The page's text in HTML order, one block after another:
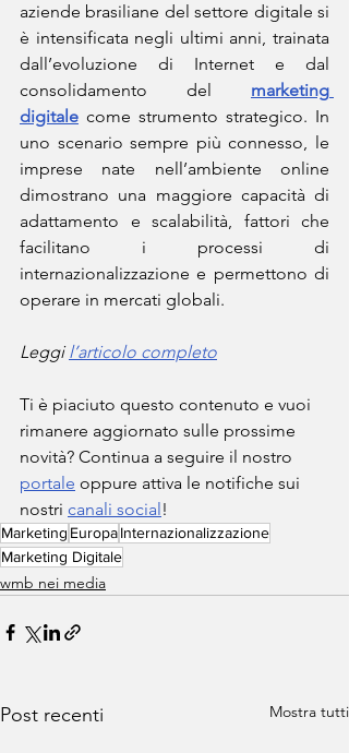
aziende brasiliane del settore digitale si
è intensificata negli ultimi anni, trainata
dall’evoluzione di Internet e dal
consolidamento del marketing
digitale come strumento strategico. In
uno scenario sempre più connesso, le
imprese nate nell’ambiente online
dimostrano una maggiore capacità di
adattamento e scalabilità, fattori che
facilitano i processi di
internazionalizzazione e permettono di
operare in mercati globali.
Leggi l’articolo completo
Ti è piaciuto questo contenuto e vuoi
rimanere aggiornato sulle prossime
novità? Continua a seguire il nostro
portale oppure attiva le notifiche sui
nostri canali social !
Marketing EuropaInternazionalizzazione
Marketing Digitale
wmb nei media
Post recenti Mostra tutti